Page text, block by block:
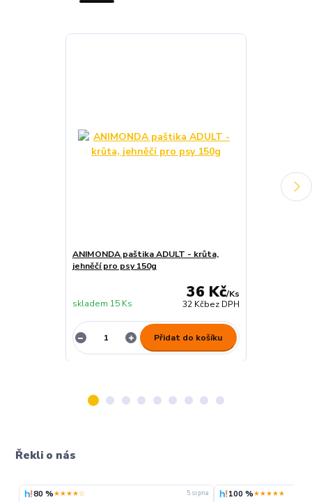
ANIMONDA paštika ADULT - krůta,
jehněčí pro psy 150g
36 Kč/Ks
32 Kčbez DPH
skladem 15 Ks
Přidat do košíku
Řekli o nás
80 %★★★★☆ 5. srpna 100 %★★★★★